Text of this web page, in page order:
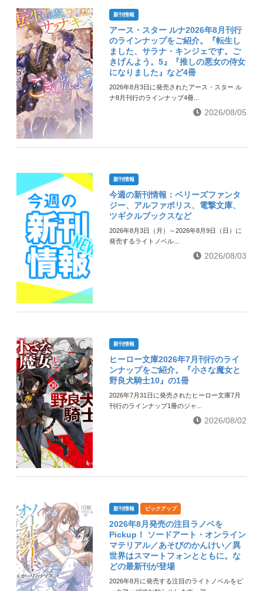
新刊情報
アース・スター ルナ2026年8月刊行
のラインナップをご紹介。『転生し
ました、サラナ・キンジェです。ご
きげんよう。5』『推しの悪女の侍女
になりました』など4冊
2026年8月3日に発売されたアース・スター ル
ナ8月刊行のラインナップ4冊...
2026/08/05
新刊情報
今週の新刊情報：ベリーズファンタ
ジー、アルファポリス、電撃文庫、
ツギクルブックスなど
2026年8月3日（月）～2026年8月9日（日）に
発売するライトノベル...
2026/08/03
新刊情報
ヒーロー文庫2026年7月刊行のライ
ンナップをご紹介。『小さな魔女と
野良犬騎士10』の1冊
2026年7月31日に発売されたヒーロー文庫7月
刊行のラインナップ1冊のジャ...
2026/08/02
新刊情報 ピックアップ
2026年8月発売の注目ラノベを
Pickup！ ソードアート・オンライン
マテリアル／あそびのかんけい／異
世界はスマートフォンとともに。な
どの最新刊が登場
2026年8月に発売する注目のライトノベルをピ